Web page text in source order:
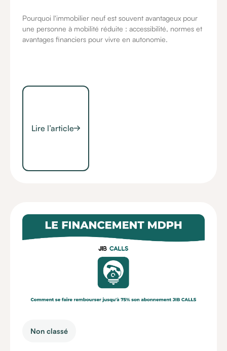
Pourquoi l'immobilier neuf est souvent avantageux pour
une personne à mobilité réduite : accessibilité, normes et
avantages financiers pour vivre en autonomie.
Lire l’article
Non classé